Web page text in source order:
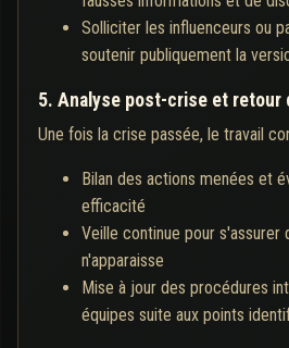
Solliciter les influenceurs ou
soutenir publiquement la
5. Analyse post-crise et retour
Une fois la crise passée, le travail
Bilan des actions menées et
efficacité
Veille continue pour s'assurer
n'apparaisse
Mise à jour des procédures
équipes suite aux points